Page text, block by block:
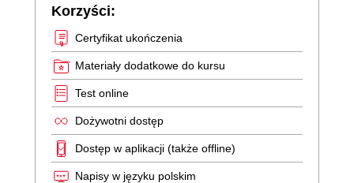
Korzyści:
Certyfikat ukończenia
Materiały dodatkowe do kursu
Test online
Dożywotni dostęp
Dostęp w aplikacji (także offline)
Napisy w języku polskim